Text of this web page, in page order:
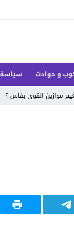
و حوادث سياسة
موازين القوى بفاس ؟